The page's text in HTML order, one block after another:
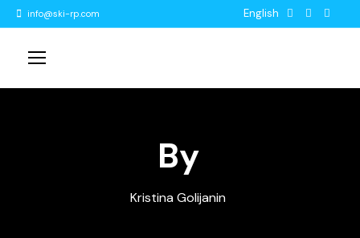
info@ski-rp.com English
By
Kristina Golijanin